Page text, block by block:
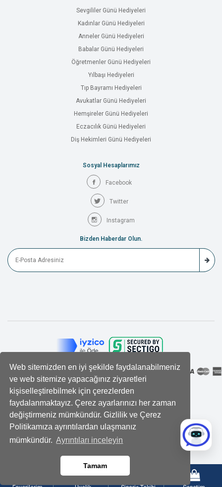
Web sitemizden en iyi şekilde faydalanabilmeniz
ve web sitemize yapacağınız ziyaretleri
kişiselleştirebilmek için çerezlerden
faydalanmaktayız. Çerez ayarlarınızı her zaman
değiştirmeniz mümkündür. Gizlilik ve Çerez
Politikamıza ayrıntılardan ulaşmanız
mümkündür. Ayrıntıları inceleyin
Tamam
Sevgililer Günü Hediyeleri
Kadınlar Günü Hediyeleri
Anneler Günü Hediyeleri
Babalar Günü Hediyeleri
Öğretmenler Günü Hediyeleri
Yılbaşı Hediyeleri
Tıp Bayramı Hediyeleri
Avukatlar Günü Hediyeleri
Hemşireler Günü Hediyeleri
Eczacılık Günü Hediyeleri
Diş Hekimleri Günü Hediyeleri
Sosyal Hesaplarımız
Facebook
Twitter
Instagram
Bizden Haberdar Olun.